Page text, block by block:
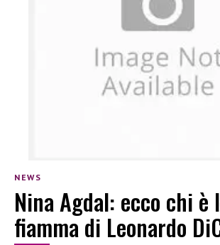
NEWS
Nina Agdal: ecco chi è
fiamma di Leonardo